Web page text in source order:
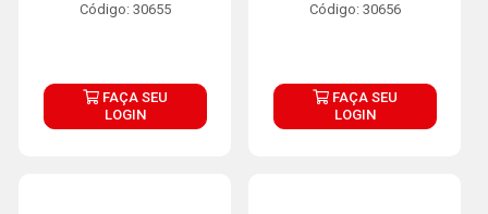
Código: 30655
FAÇA SEU
LOGIN
Código: 30656
FAÇA SEU
LOGIN